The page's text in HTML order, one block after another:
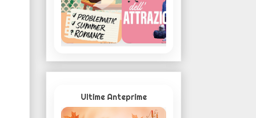
Ultime Anteprime